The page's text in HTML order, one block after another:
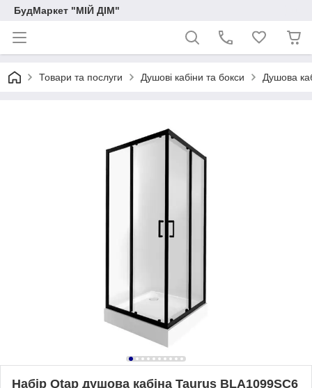
БудМаркет "МІЙ ДІМ"
Товари та послуги Душові кабіни та бокси Душова
Набір Qtap душова кабіна Taurus BLA1099SC6